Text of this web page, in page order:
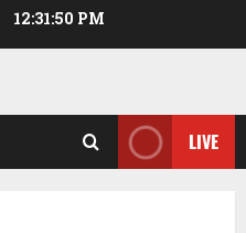
12:31:51 PM
LIVE